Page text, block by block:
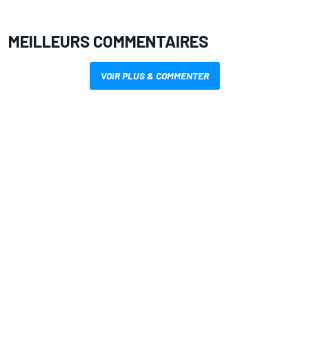
MEILLEURS COMMENTAIRES
VOIR PLUS & COMMENTER